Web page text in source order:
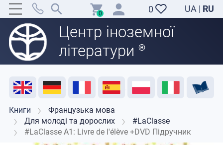
0 UA | RU
Центр іноземної
літератури ®
0
Акція Розпродаж Відгуки Підтримка викладачів
Книги
Французька мова
Для молоді та дорослих
#LaClasse
#LaClasse A1: Livre de l'élève +DVD Підручник